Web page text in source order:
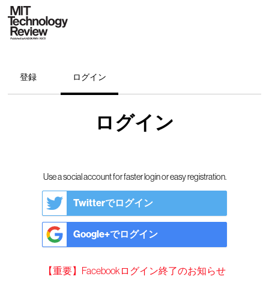
登録 ログイン
ログイン
Use a social account for faster login or easy registration.
Twitterでログイン
Google+でログイン
【重要】Facebookログイン終了のお知らせ